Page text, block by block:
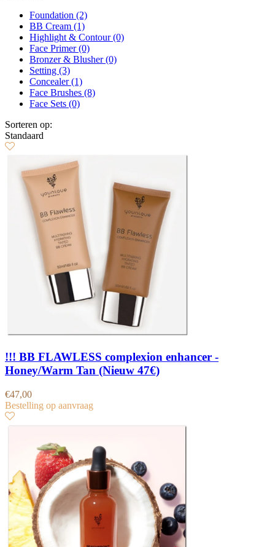
Foundation (2)
BB Cream (1)
Highlight & Contour (0)
Face Primer (0)
Bronzer & Blusher (0)
Setting (3)
Concealer (1)
Face Brushes (8)
Face Sets (0)
Sorteren op:
Standaard
!!! BB FLAWLESS complexion enhancer -
Honey/Warm Tan (Nieuw 47€)
€47,00
Bestelling op aanvraag